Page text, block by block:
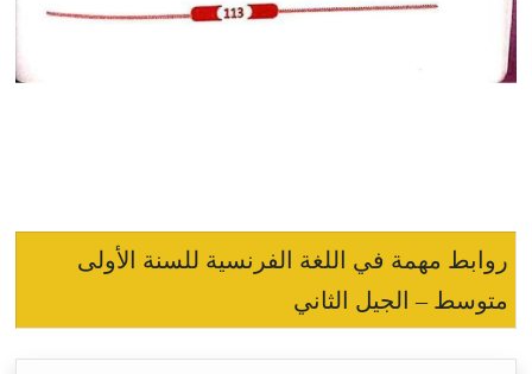
روابط مهمة في اللغة الفرنسية للسنة الأولى
متوسط – الجيل الثاني